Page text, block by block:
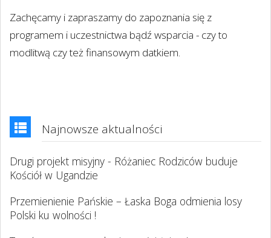
Zachęcamy i zapraszamy do zapoznania się z
programem i uczestnictwa bądź wsparcia - czy to
modlitwą czy też finansowym datkiem.
Najnowsze aktualności
Drugi projekt misyjny - Różaniec Rodziców buduje
Kościół w Ugandzie
Przemienienie Pańskie – Łaska Boga odmienia losy
Polski ku wolności !